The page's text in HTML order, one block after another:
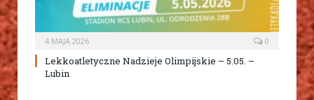
4 MAJA 2026 0
Lekkoatletyczne Nadzieje Olimpijskie – 5.05. –
Lubin